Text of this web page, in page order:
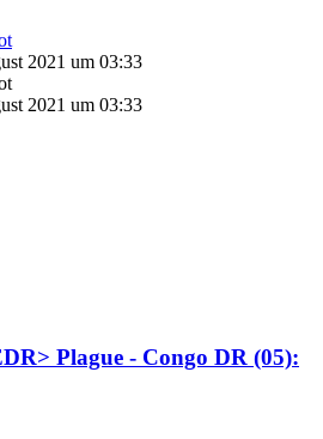
2021 um 03:33
2021 um 03:33
Plague - Congo DR (05):